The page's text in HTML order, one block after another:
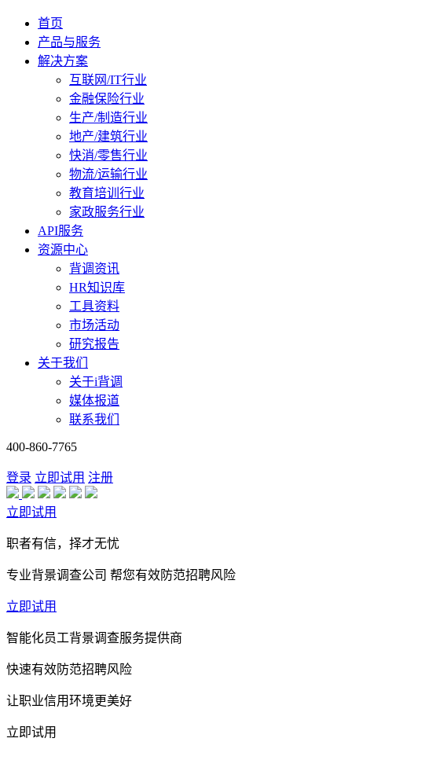
首页
产品与服务
解决方案
互联网/IT行业
金融保险行业
生产/制造行业
地产/建筑行业
快消/零售行业
物流/运输行业
教育培训行业
家政服务行业
API服务
资源中心
背调资讯
HR知识库
工具资料
市场活动
研究报告
关于我们
关于i背调
媒体报道
联系我们
400-860-7765
登录 立即试用 注册
立即试用
职者有信，择才无忧
专业背景调查公司 帮您有效防范招聘风险
立即试用
智能化员工背景调查服务提供商
快速有效防范招聘风险
让职业信用环境更美好
立即试用